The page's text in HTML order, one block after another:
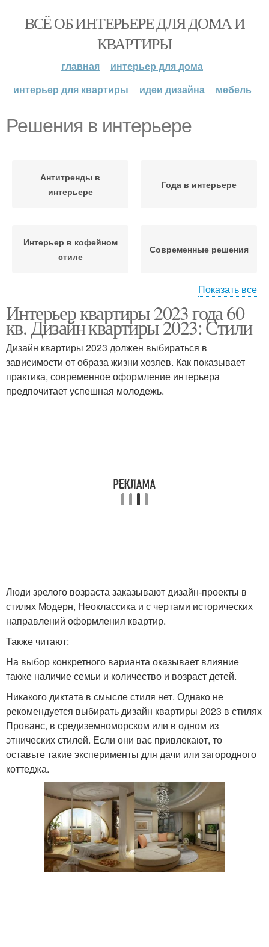
ВСЁ ОБ ИНТЕРЬЕРЕ ДЛЯ ДОМА И
КВАРТИРЫ
главная
интерьер для дома
интерьер для квартиры
идеи дизайна мебель
Решения в интерьере
Антитренды в
интерьере
Года в интерьере
Интерьер в кофейном
стиле
Современные решения
Стиль в интерьере Интерьер в дизайна
Классический интерьер
Показать все
Интерьер квартиры 2023 года 60
кв. Дизайн квартиры 2023: Стили
Дизайн квартиры 2023 должен выбираться в
зависимости от образа жизни хозяев. Как показывает
практика, современное оформление интерьера
предпочитает успешная молодежь.
Люди зрелого возраста заказывают дизайн-проекты в
стилях Модерн, Неоклассика и с чертами исторических
направлений оформления квартир.
Также читают:
На выбор конкретного варианта оказывает влияние
также наличие семьи и количество и возраст детей.
Никакого диктата в смысле стиля нет. Однако не
рекомендуется выбирать дизайн квартиры 2023 в стилях
Прованс, в средиземноморском или в одном из
этнических стилей. Если они вас привлекают, то
оставьте такие эксперименты для дачи или загородного
коттеджа.